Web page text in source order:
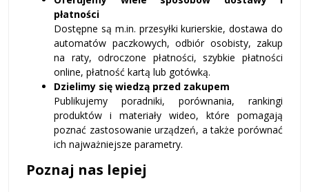
płatności
Dostępne są m.in. przesyłki kurierskie, dostawa do
automatów paczkowych, odbiór osobisty, zakup
na raty, odroczone płatności, szybkie płatności
online, płatność kartą lub gotówką.
Dzielimy się wiedzą przed zakupem
Publikujemy poradniki, porównania, rankingi
produktów i materiały wideo, które pomagają
poznać zastosowanie urządzeń, a także porównać
ich najważniejsze parametry.
Poznaj nas lepiej